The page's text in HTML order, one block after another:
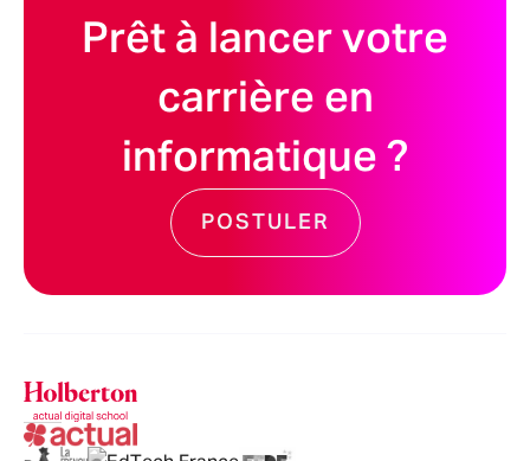
Prêt à lancer votre
carrière en
informatique ?
POSTULER